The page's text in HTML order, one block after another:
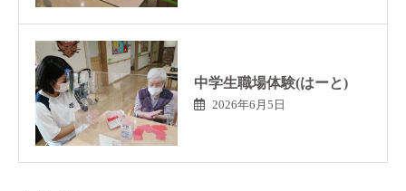
中学生職場体験(はーと)
2026年6月5日